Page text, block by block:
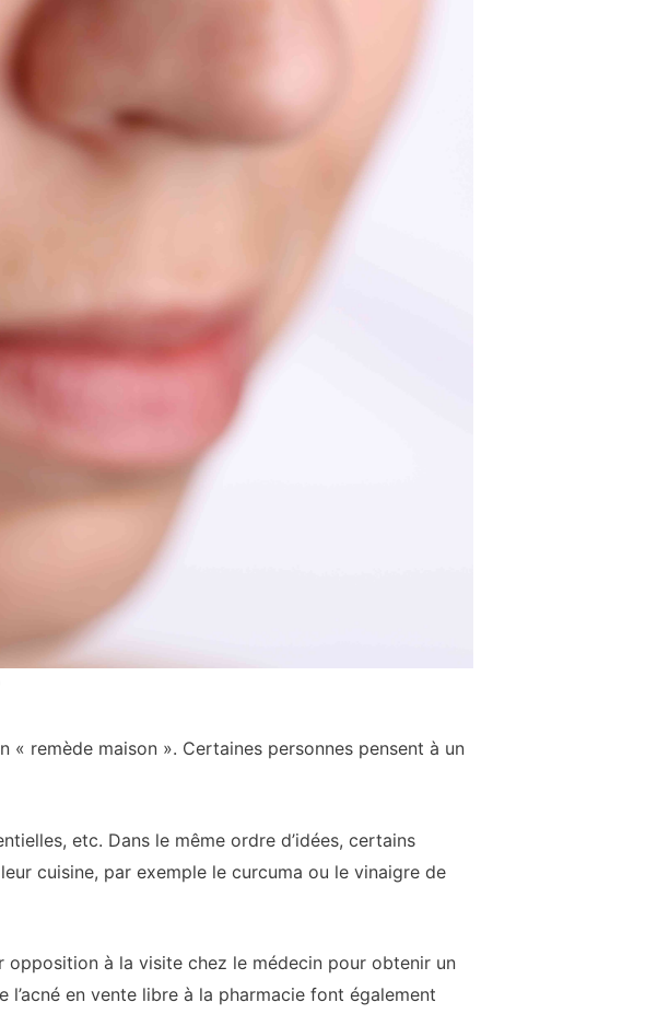
remède maison ». Certaines personnes pensent à un
etc. Dans le même ordre d’idées, certains
cuisine, par exemple le curcuma ou le vinaigre de
opposition à la visite chez le médecin pour obtenir un
en vente libre à la pharmacie font également